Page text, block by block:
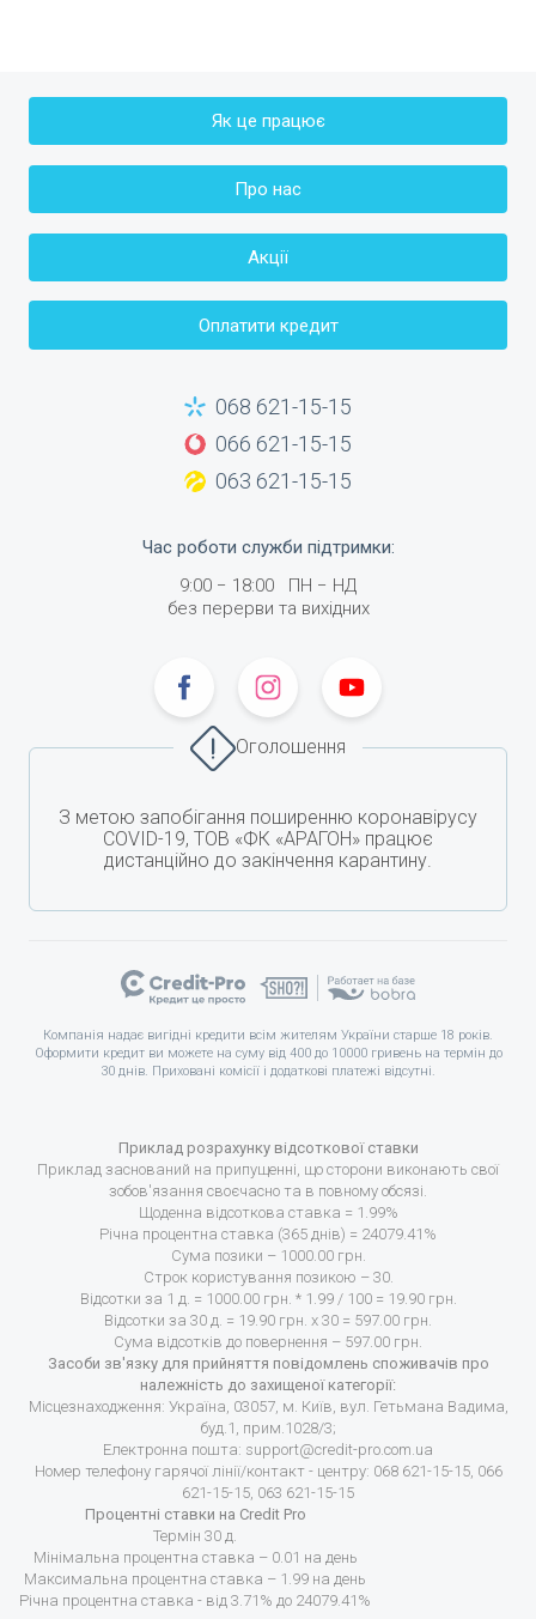
Як це працює
Про нас
Акції
Оплатити кредит
068 621-15-15
066 621-15-15
063 621-15-15
Час роботи служби підтримки:
9:00 − 18:00 ПН − НД
без перерви та вихідних
Оголошення
З метою запобігання поширенню коронавірусу
COVID-19, ТОВ «ФК «АРАГОН» працює
дистанційно до закінчення карантину.
Компанія надає вигідні кредити всім жителям України старше 18 років.
Оформити кредит ви можете на суму від 400 до 10000 гривень на термін до
30 днів. Приховані комісії і додаткові платежі відсутні.
Приклад розрахунку відсоткової ставки
Приклад заснований на припущенні, що сторони виконають свої
зобов'язання своєчасно та в повному обсязі.
Щоденна відсоткова ставка = 1.99%
Річна процентна ставка (365 днів) = 24079.41%
Сума позики – 1000.00 грн.
Строк користування позикою – 30.
Відсотки за 1 д. = 1000.00 грн. * 1.99 / 100 = 19.90 грн.
Відсотки за 30 д. = 19.90 грн. х 30 = 597.00 грн.
Сума відсотків до повернення – 597.00 грн.
Засоби зв'язку для прийняття повідомлень споживачів про
належність до захищеної категорії:
Місцезнаходження: Україна, 03057, м. Київ, вул. Гетьмана Вадима,
буд.1, прим.1028/3;
Електронна пошта: support@credit-pro.com.ua
Номер телефону гарячої лінії/контакт - центру: 068 621-15-15, 066
621-15-15, 063 621-15-15
Процентні ставки на Credit Pro
Термін 30 д.
Мінімальна процентна ставка – 0.01 на день
Максимальна процентна ставка – 1.99 на день
Річна процентна ставка - від 3.71% до 24079.41%